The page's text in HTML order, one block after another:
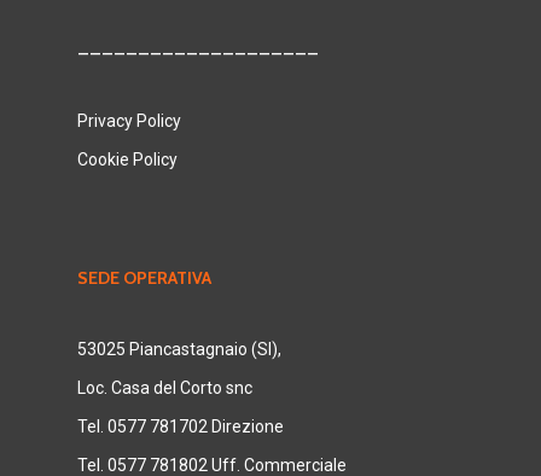
Privacy Policy
Cookie Policy
SEDE OPERATIVA
53025 Piancastagnaio (SI),
Loc. Casa del Corto snc
Tel. 0577 781702 Direzione
Tel. 0577 781802 Uff. Commerciale